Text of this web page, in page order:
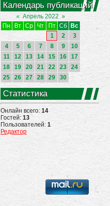
Календарь публикаций
« Апрель 2022 »
Пн
Вт Ср Чт Пт Сб
Вс
1
2
3
4
5 6 7 8 9
10
11
12 13 14 15 16
17
18
19 20 21 22 23
24
25
26 27 28 29 30
Статистика
Онлайн всего: 14
Гостей: 13
Пользователей: 1
Редактор